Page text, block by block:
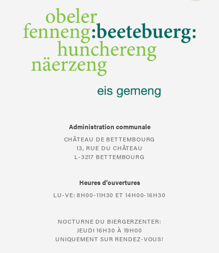
Administration communale
CHÂTEAU DE BETTEMBOURG
13, RUE DU CHÂTEAU
L-3217 BETTEMBOURG
Heures d’ouvertures
LU-VE: 8H00-11H30 ET 14H00-16H30
NOCTURNE DU BIERGERZENTER:
JEUDI 16H30 À 19H00
UNIQUEMENT SUR RENDEZ-VOUS!